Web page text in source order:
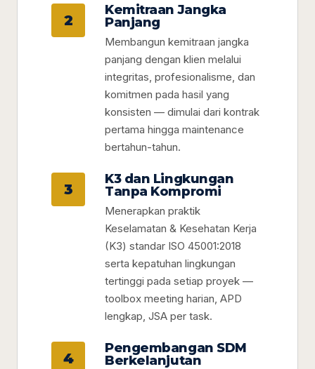
2
Kemitraan Jangka
Panjang
Membangun kemitraan jangka
panjang dengan klien melalui
integritas, profesionalisme, dan
komitmen pada hasil yang
konsisten — dimulai dari kontrak
pertama hingga maintenance
bertahun-tahun.
3
K3 dan Lingkungan
Tanpa Kompromi
Menerapkan praktik
Keselamatan & Kesehatan Kerja
(K3) standar ISO 45001:2018
serta kepatuhan lingkungan
tertinggi pada setiap proyek —
toolbox meeting harian, APD
lengkap, JSA per task.
4
Pengembangan SDM
Berkelanjutan